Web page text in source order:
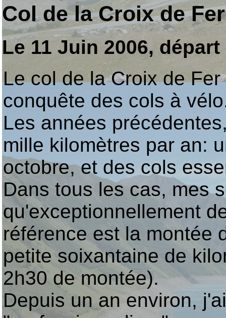
Col de la Croix de
Le 11 Juin 2006,
Le col de la Croix de
conquête des cols à
Les années
mille kilomètres par an:
octobre, et des cols
Dans tous les cas, mes
qu'exceptionnellement
référence est la montée
petite soixantaine de
2h30 de montée).
Depuis un an environ,